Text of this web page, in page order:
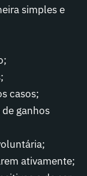
simples e
casos;
ganhos
ativamente;